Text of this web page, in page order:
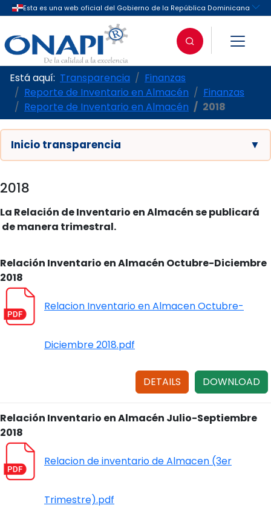
Está aquí: Transparencia
Finanzas
Reporte de Inventario en Almacén
Finanzas
Reporte de Inventario en Almacén
2018
Inicio transparencia ▼
2018
La Relación de Inventario en Almacén se publicará
de manera trimestral.
Relación Inventario en Almacén Octubre-Diciembre
2018
Relacion Inventario en Almacen Octubre-
Diciembre 2018.pdf
DOWNLOAD
DETAILS
Relación Inventario en Almacén Julio-Septiembre
2018
Relacion de inventario de Almacen (3er
Trimestre).pdf